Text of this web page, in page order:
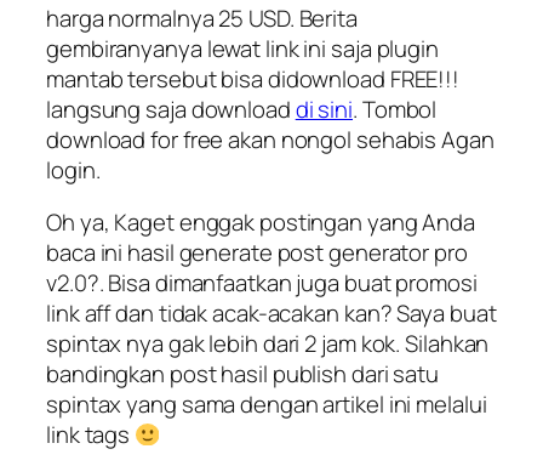
harga normalnya 25 USD. Berita
gembiranyanya lewat link ini saja plugin
mantab tersebut bisa didownload FREE!!!
langsung saja downloaddi sini. Tombol
download for free akan nongol sehabis Agan
login.
Oh ya, Kaget enggak postingan yang Anda
baca ini hasil generate post generator pro
v2.0?. Bisa dimanfaatkan juga buat promosi
link aff dan tidak acak-acakan kan? Saya buat
spintax nya gak lebih dari 2 jam kok. Silahkan
bandingkan post hasil publish dari satu
spintax yang sama dengan artikel ini melalui
link tags